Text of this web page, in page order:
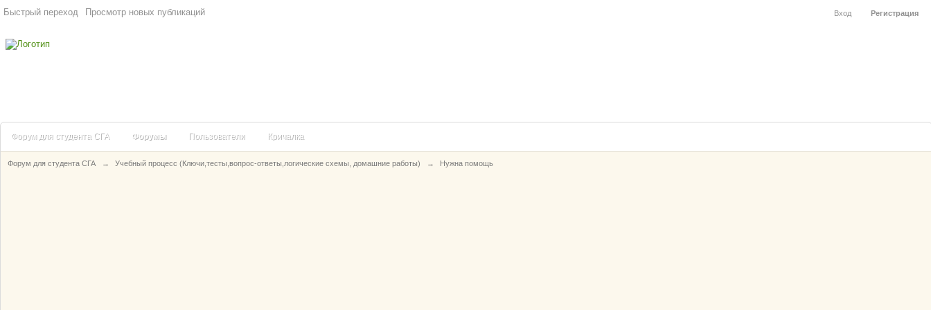
Быстрый переход Просмотр новых публикаций Вход Регистрация
Форум для студента СГА Форумы Пользователи Кричалка
Форум для студента СГА → Учебный процесс (Ключи,тесты,вопрос-ответы,логические схемы, домашние работы) → Нужна помощь